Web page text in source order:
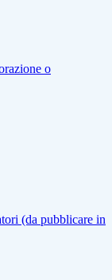
o
(da pubblicare in